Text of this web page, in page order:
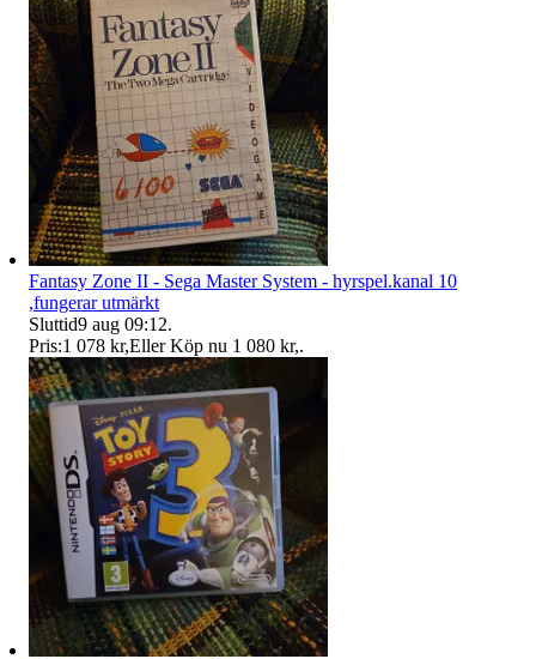
Fantasy Zone II - Sega Master System - hyrspel.kanal 10
,fungerar utmärkt
Sluttid9 aug 09:12.
Pris:1 078 kr,Eller Köp nu 1 080 kr,.